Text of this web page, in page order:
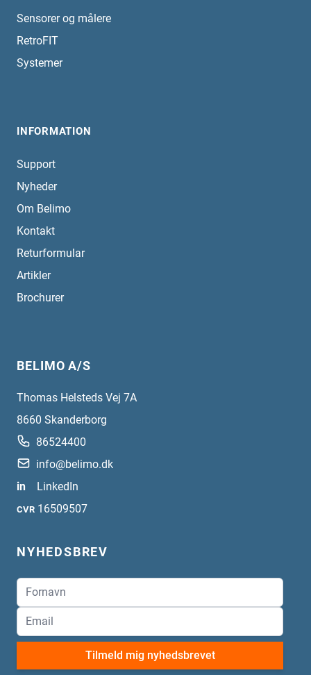
Sensorer og målere
RetroFIT
Systemer
INFORMATION
Support
Nyheder
Om Belimo
Kontakt
Returformular
Artikler
Brochurer
BELIMO A/S
Thomas Helsteds Vej 7A
8660 Skanderborg
86524400
info@belimo.dk
in
LinkedIn
CVR 16509507
NYHEDSBREV
Tilmeld mig nyhedsbrevet